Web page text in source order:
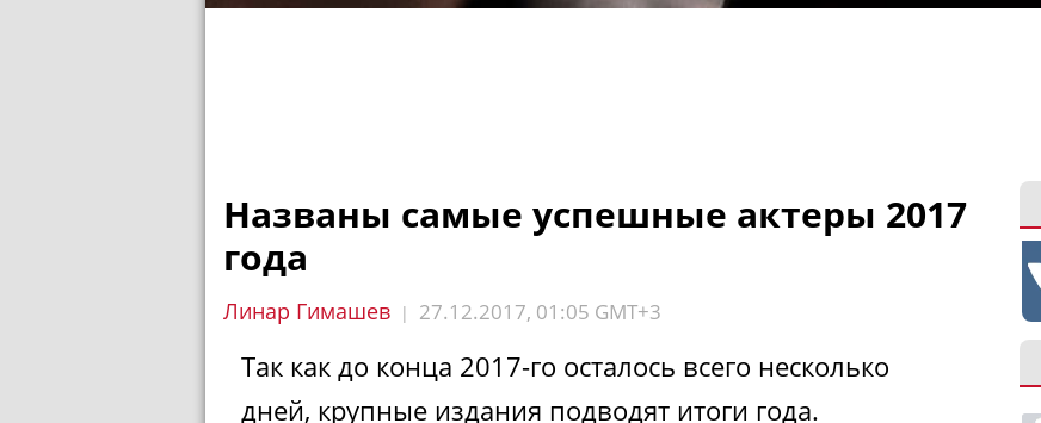
Названы самые успешные актеры 2017
года
Линар Гимашев | 27.12.2017, 01:05 GMT+3
Так как до конца 2017-го осталось всего несколько
дней, крупные издания подводят итоги года.